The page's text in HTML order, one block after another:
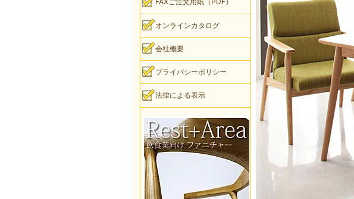
オンラインカタログ
会社概要
プライバシーポリシー
法律による表示